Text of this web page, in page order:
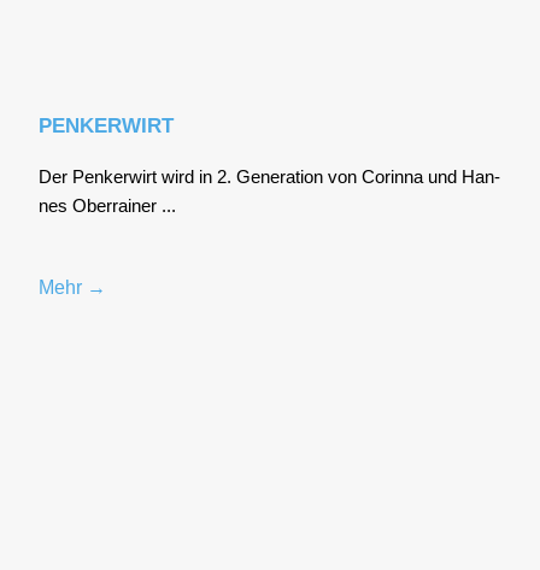
PENKERWIRT
Der Pen­ker­wirt wird in 2. Gene­ra­ti­on von Corin­na und Han­
nes Ober­rai­ner ...
Mehr →